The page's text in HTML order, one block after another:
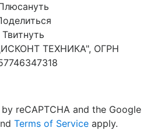
Твитнуть
ТЕХНИКА", ОГРН
reCAPTCHA and the Google
Terms of Serviceapply.